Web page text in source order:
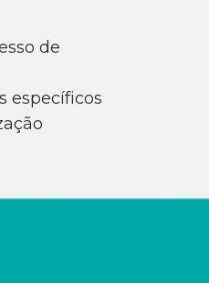
de
específicos